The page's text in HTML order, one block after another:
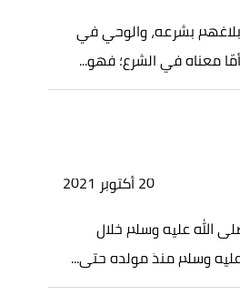
بشرعه، والوحي في
معناه في الشرع؛ فهو...
20 أكتوبر 2021
الله عليه وسلم خلال
عليه وسلم منذ مولده حتى...